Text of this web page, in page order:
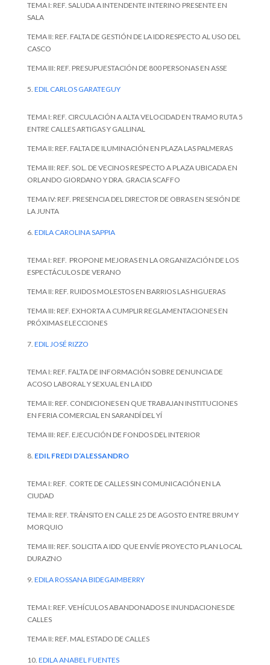
TEMA I: REF. SALUDA A INTENDENTE INTERINO PRESENTE EN
SALA
TEMA II: REF. FALTA DE GESTIÓN DE LA IDD RESPECTO AL USO DEL
CASCO
TEMA III: REF. PRESUPUESTACIÓN DE 800 PERSONAS EN ASSE
EDIL CARLOS GARATEGUY
TEMA I: REF. CIRCULACIÓN A ALTA VELOCIDAD EN TRAMO RUTA 5
ENTRE CALLES ARTIGAS Y GALLINAL
TEMA II: REF. FALTA DE ILUMINACIÓN EN PLAZA LAS PALMERAS
TEMA III: REF. SOL. DE VECINOS RESPECTO A PLAZA UBICADA EN
ORLANDO GIORDANO Y DRA. GRACIA SCAFFO
TEMA IV: REF. PRESENCIA DEL DIRECTOR DE OBRAS EN SESIÓN DE
LA JUNTA
EDILA CAROLINA SAPPIA
TEMA I: REF. PROPONE MEJORAS EN LA ORGANIZACIÓN DE LOS
ESPECTÁCULOS DE VERANO
TEMA II: REF. RUIDOS MOLESTOS EN BARRIOS LAS HIGUERAS
TEMA III: REF. EXHORTA A CUMPLIR REGLAMENTACIONES EN
PRÓXIMAS ELECCIONES
EDIL JOSÉ RIZZO
TEMA I: REF. FALTA DE INFORMACIÓN SOBRE DENUNCIA DE
ACOSO LABORAL Y SEXUAL EN LA IDD
TEMA II: REF. CONDICIONES EN QUE TRABAJAN INSTITUCIONES
EN FERIA COMERCIAL EN SARANDÍ DEL YÍ
TEMA III: REF. EJECUCIÓN DE FONDOS DEL INTERIOR
EDIL FREDI D‘ALESSANDRO
TEMA I: REF. CORTE DE CALLES SIN COMUNICACIÓN EN LA
CIUDAD
TEMA II: REF. TRÁNSITO EN CALLE 25 DE AGOSTO ENTRE BRUM Y
MORQUIO
TEMA III: REF. SOLICITA A IDD QUE ENVÍE PROYECTO PLAN LOCAL
DURAZNO
EDILA ROSSANA BIDEGAIMBERRY
TEMA I: REF. VEHÍCULOS ABANDONADOS E INUNDACIONES DE
CALLES
TEMA II: REF. MAL ESTADO DE CALLES
EDILA ANABEL FUENTES